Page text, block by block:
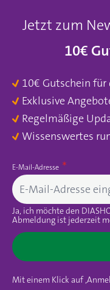
Jetzt zum
10€
10€ Gutschein
Exklusive
Regelmäßige
Wissenswertes
E-Mail-Adresse
Ja, ich möchte den
Abmeldung ist jederzeit
Mit einem Klick auf